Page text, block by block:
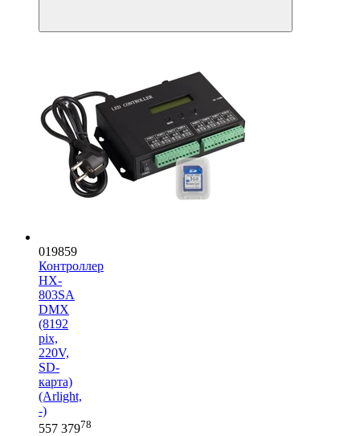
019859
Контроллер
HX-
803SA
DMX
(8192
pix,
220V,
SD-
карта)
(Arlight,
-)
557 37978